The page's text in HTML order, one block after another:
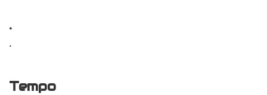
.
.
Tempo